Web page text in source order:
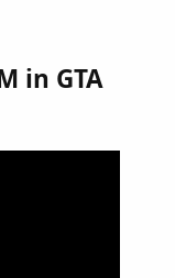
in GTA